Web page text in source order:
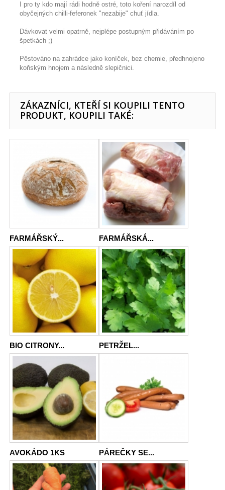
I pro ty kdo mají rádi hodně ostré, toto koření narozdíl od
obyčejných chilli-feferonek "nezabije" chuť jídla.
Dávkovat velmi opatrně, nejplépe postupným přidáváním po
špetkách ;)
Pěstováno na zahrádce jako koníček, bez chemie, předhnojeno
koňským hnojem a následně slepičnici.
ZÁKAZNÍCI, KTEŘÍ SI KOUPILI TENTO
PRODUKT, KOUPILI TAKÉ:
FARMÁŘSKÝ... FARMÁŘSKÁ...
BIO CITRONY... PETRŽEL...
AVOKÁDO 1KS PÁREČKY SE...